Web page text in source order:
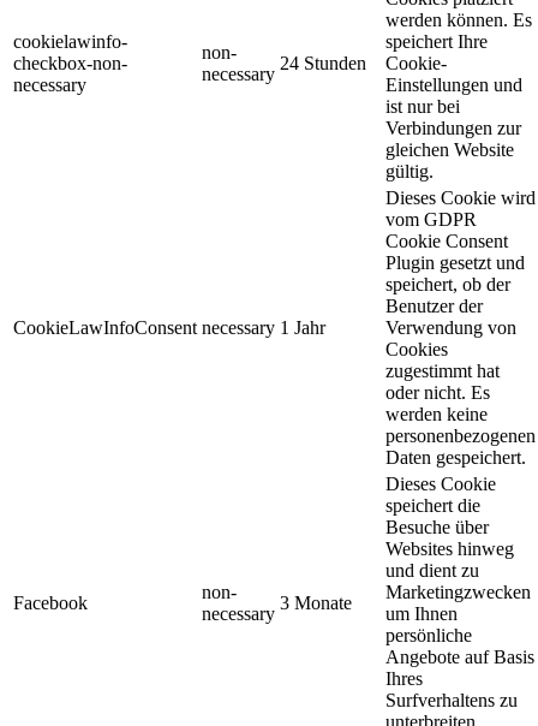
cookielawinfo-
checkbox-non-
necessary
non-
necessary
24 Stunden
werden können. Es
speichert Ihre
Cookie-
Einstellungen und
ist nur bei
Verbindungen zur
gleichen Website
gültig.
CookieLawInfoConsent necessary 1 Jahr
Dieses Cookie wird
vom GDPR
Cookie Consent
Plugin gesetzt und
speichert, ob der
Benutzer der
Verwendung von
Cookies
zugestimmt hat
oder nicht. Es
werden keine
personenbezogenen
Daten gespeichert.
Facebook
non-
necessary
3 Monate
Dieses Cookie
speichert die
Besuche über
Websites hinweg
und dient zu
Marketingzwecken
um Ihnen
persönliche
Angebote auf Basis
Ihres
Surfverhaltens zu
unterbreiten.